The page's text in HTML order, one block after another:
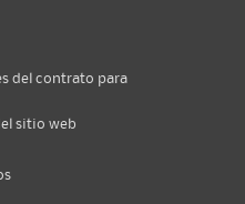
del contrato para
sitio web